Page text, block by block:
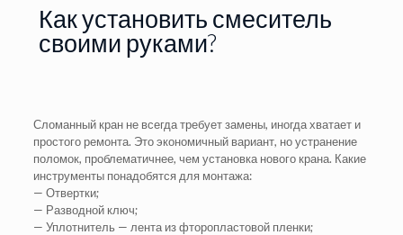
Как установить смеситель
своими руками?
Сломанный кран не всегда требует замены, иногда хватает и
простого ремонта. Это экономичный вариант, но устранение
поломок, проблематичнее, чем установка нового крана. Какие
инструменты понадобятся для монтажа:
— Отвертки;
— Разводной ключ;
— Уплотнитель — лента из фторопластовой пленки;